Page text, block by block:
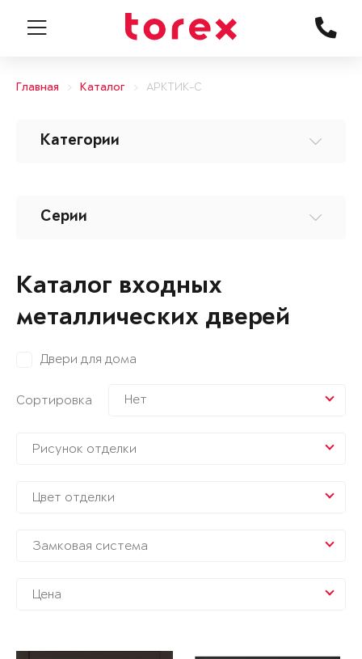
Главная Каталог АРКТИК-С
Категории
Серии
Каталог входных
металлических дверей
Двери для дома
Сортировка Нет
Рисунок отделки
Цвет отделки
Замковая система
Цена